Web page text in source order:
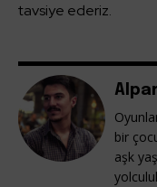
tavsiye ederiz.
bir
aşk